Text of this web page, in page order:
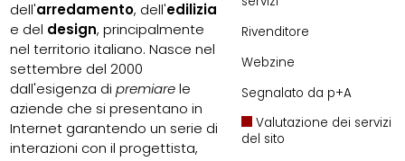
Rivenditore
Webzine
Segnalato da p+A
Valutazione dei servizi
del sito
dell'arredamento, dell'edilizia
e del design, principalmente
nel territorio italiano. Nasce nel
settembre del 2000
dall'esigenza dipremiarele
aziende che si presentano in
Internet garantendo un serie di
interazioni con il progettista,